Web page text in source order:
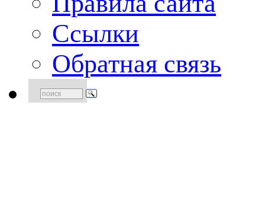
Ссылки
Обратная связь